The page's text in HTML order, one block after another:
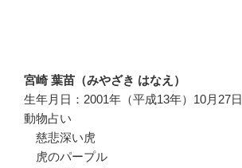
宮崎 葉苗（みやざき はなえ）
生年月日：2001年（平成13年）10月27日
動物占い
慈悲深い虎
虎のパープル